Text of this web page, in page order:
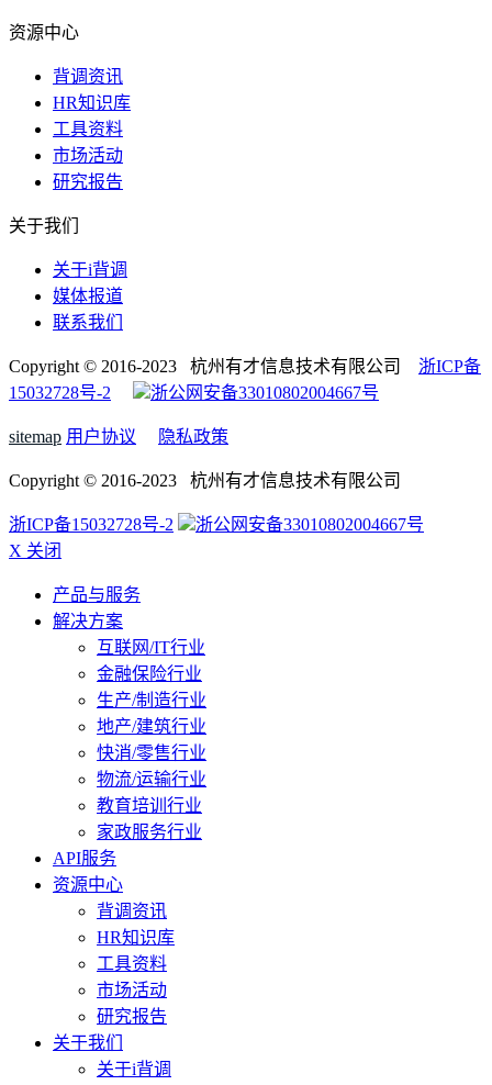
资源中心
背调资讯
HR知识库
工具资料
市场活动
研究报告
关于我们
关于i背调
媒体报道
联系我们
Copyright © 2016-2023 杭州有才信息技术有限公司 浙ICP备
15032728号-2
浙公网安备33010802004667号
sitemap 用户协议 隐私政策
Copyright © 2016-2023 杭州有才信息技术有限公司
浙ICP备15032728号-2
浙公网安备33010802004667号
X 关闭
产品与服务
解决方案
互联网/IT行业
金融保险行业
生产/制造行业
地产/建筑行业
快消/零售行业
物流/运输行业
教育培训行业
家政服务行业
API服务
资源中心
背调资讯
HR知识库
工具资料
市场活动
研究报告
关于我们
关于i背调